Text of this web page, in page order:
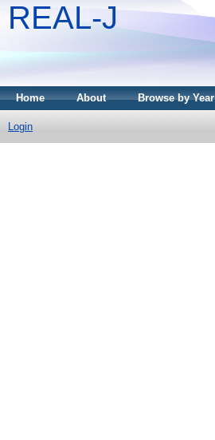
REAL-J
Home About Browse by Year
Login